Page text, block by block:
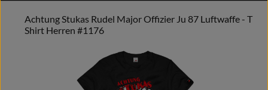
Achtung Stukas Rudel Major Offizier Ju 87 Luftwaffe - T
Shirt Herren #1176
Bildergalerie überspringen